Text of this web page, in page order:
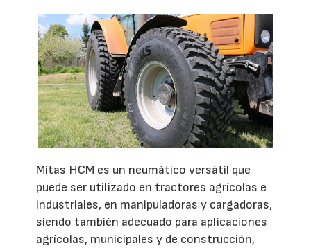
Mitas HCM es un neumático versátil que
puede ser utilizado en tractores agrícolas e
industriales, en manipuladoras y cargadoras,
siendo también adecuado para aplicaciones
agrícolas, municipales y de construcción,